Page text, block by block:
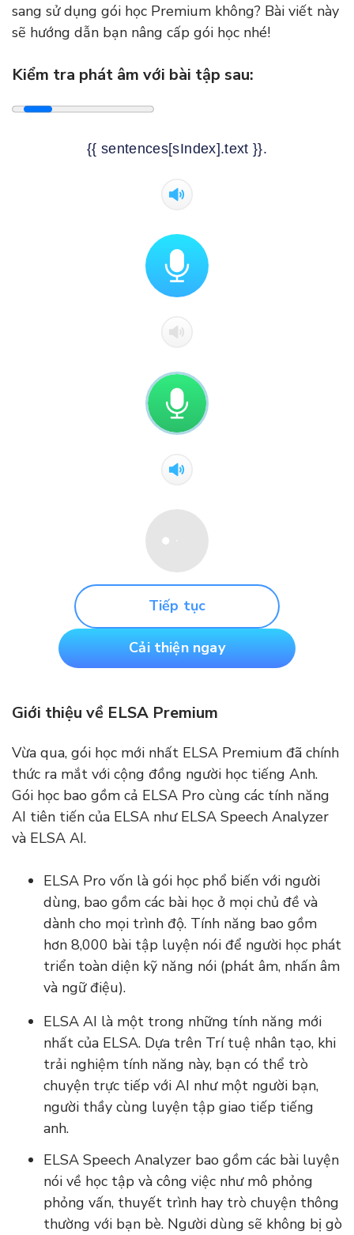
sang sử dụng gói học Premium không? Bài viết này
sẽ hướng dẫn bạn nâng cấp gói học nhé!
Kiểm tra phát âm với bài tập sau:
{{ sentences[sIndex].text }}.
Tiếp tục
Cải thiện ngay
Giới thiệu về ELSA Premium
Vừa qua, gói học mới nhất ELSA Premium đã chính
thức ra mắt với cộng đồng người học tiếng Anh.
Gói học bao gồm cả ELSA Pro cùng các tính năng
AI tiên tiến của ELSA như ELSA Speech Analyzer
và ELSA AI.
ELSA Pro vốn là gói học phổ biến với người
dùng, bao gồm các bài học ở mọi chủ đề và
dành cho mọi trình độ. Tính năng bao gồm
hơn 8,000 bài tập luyện nói để người học phát
triển toàn diện kỹ năng nói (phát âm, nhấn âm
và ngữ điệu).
ELSA AI là một trong những tính năng mới
nhất của ELSA. Dựa trên Trí tuệ nhân tạo, khi
trải nghiệm tính năng này, bạn có thể trò
chuyện trực tiếp với AI như một người bạn,
người thầy cùng luyện tập giao tiếp tiếng
anh.
ELSA Speech Analyzer bao gồm các bài luyện
nói về học tập và công việc như mô phỏng
phỏng vấn, thuyết trình hay trò chuyện thông
thường với bạn bè. Người dùng sẽ không bị gò